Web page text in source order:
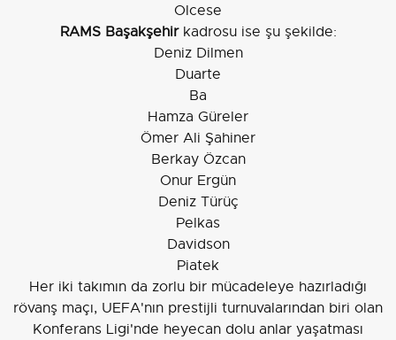
Olcese
RAMS Başakşehirkadrosu ise şu şekilde:
Deniz Dilmen
Duarte
Ba
Hamza Güreler
Ömer Ali Şahiner
Berkay Özcan
Onur Ergün
Deniz Türüç
Pelkas
Davidson
Piatek
Her iki takımın da zorlu bir mücadeleye hazırladığı
rövanş maçı, UEFA'nın prestijli turnuvalarından biri olan
Konferans Ligi'nde heyecan dolu anlar yaşatması